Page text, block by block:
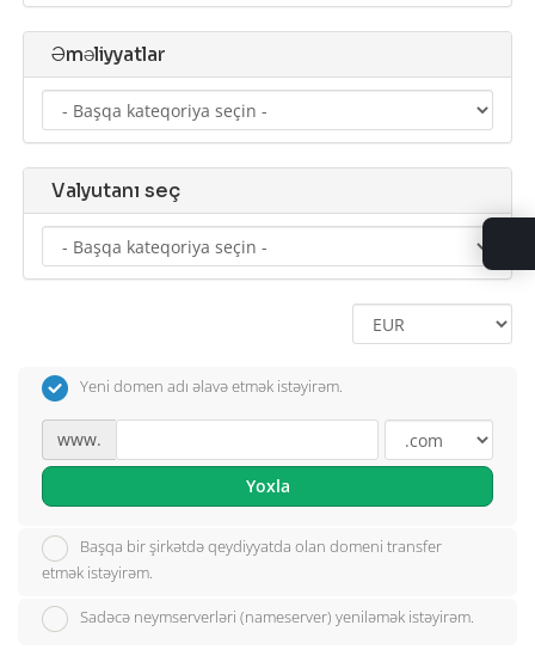
Əməliyyatlar
Valyutanı seç
Yeni domen adı əlavə etmək istəyirəm.
www.
Yoxla
Başqa bir şirkətdə qeydiyyatda olan domeni transfer
etmək istəyirəm.
Sadəcə neymserverləri (nameserver) yeniləmək istəyirəm.